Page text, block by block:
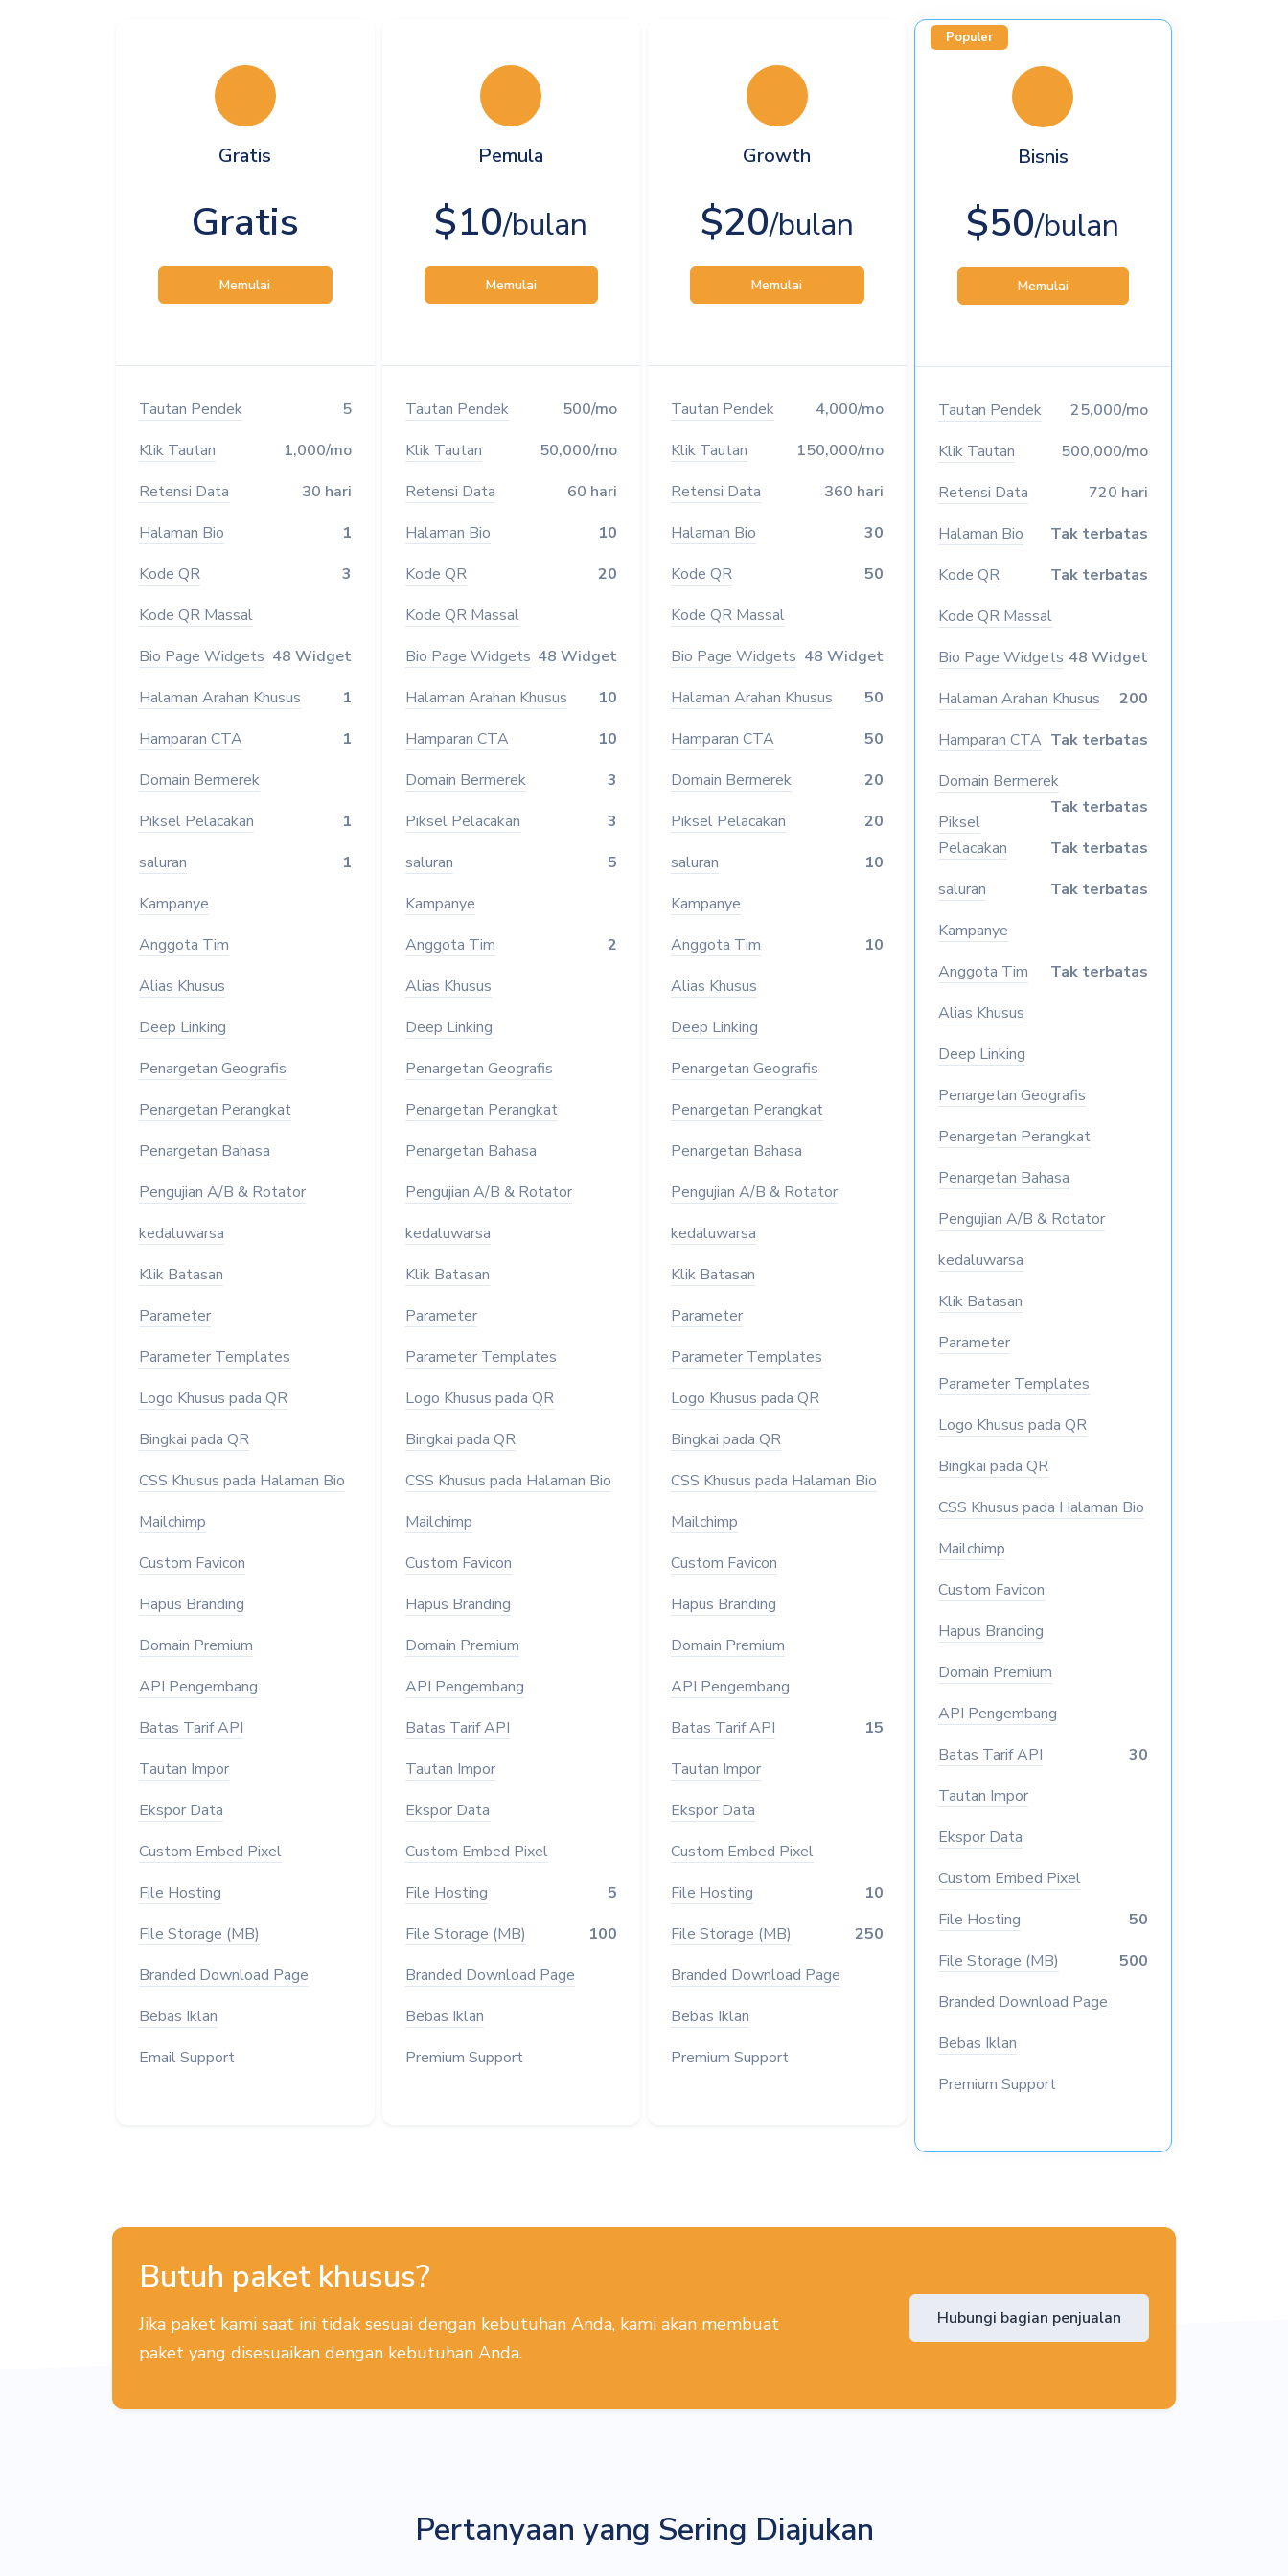
Gratis
Gratis
Memulai
Tautan Pendek
5
Klik Tautan
1,000/mo
Retensi Data
30 hari
Halaman Bio
1
Kode QR
3
Kode QR Massal
Bio Page Widgets 48 Widget
Halaman Arahan Khusus
1
Hamparan CTA
1
Domain Bermerek
Piksel Pelacakan
1
saluran
1
Kampanye
Anggota Tim
Alias Khusus
Deep Linking
Penargetan Geografis
Penargetan Perangkat
Penargetan Bahasa
Pengujian A/B & Rotator
kedaluwarsa
Klik Batasan
Parameter
Parameter Templates
Logo Khusus pada QR
Bingkai pada QR
CSS Khusus pada Halaman Bio
Mailchimp
Custom Favicon
Hapus Branding
Domain Premium
API Pengembang
Batas Tarif API
Tautan Impor
Ekspor Data
Custom Embed Pixel
File Hosting
File Storage (MB)
Branded Download Page
Bebas Iklan
Email Support
Pemula
$10/bulan
Memulai
Tautan Pendek
500/mo
Klik Tautan
50,000/mo
Retensi Data
60 hari
Halaman Bio
10
Kode QR
20
Kode QR Massal
Bio Page Widgets 48 Widget
Halaman Arahan Khusus
10
Hamparan CTA
10
Domain Bermerek
3
Piksel Pelacakan
3
saluran
5
Kampanye
Anggota Tim
2
Alias Khusus
Deep Linking
Penargetan Geografis
Penargetan Perangkat
Penargetan Bahasa
Pengujian A/B & Rotator
kedaluwarsa
Klik Batasan
Parameter
Parameter Templates
Logo Khusus pada QR
Bingkai pada QR
CSS Khusus pada Halaman Bio
Mailchimp
Custom Favicon
Hapus Branding
Domain Premium
API Pengembang
Batas Tarif API
Tautan Impor
Ekspor Data
Custom Embed Pixel
File Hosting
5
File Storage (MB)
100
Branded Download Page
Bebas Iklan
Premium Support
Growth
$20/bulan
Memulai
Tautan Pendek
4,000/mo
Klik Tautan
150,000/mo
Retensi Data
360 hari
Halaman Bio
30
Kode QR
50
Kode QR Massal
Bio Page Widgets 48 Widget
Halaman Arahan Khusus
50
Hamparan CTA
50
Domain Bermerek
20
Piksel Pelacakan
20
saluran
10
Kampanye
Anggota Tim
10
Alias Khusus
Deep Linking
Penargetan Geografis
Penargetan Perangkat
Penargetan Bahasa
Pengujian A/B & Rotator
kedaluwarsa
Klik Batasan
Parameter
Parameter Templates
Logo Khusus pada QR
Bingkai pada QR
CSS Khusus pada Halaman Bio
Mailchimp
Custom Favicon
Hapus Branding
Domain Premium
API Pengembang
Batas Tarif API
15
Tautan Impor
Ekspor Data
Custom Embed Pixel
File Hosting
10
File Storage (MB)
250
Branded Download Page
Bebas Iklan
Premium Support
Populer
Bisnis
$50/bulan
Memulai
Tautan Pendek
25,000/mo
Klik Tautan
500,000/mo
Retensi Data
720 hari
Halaman Bio
Tak terbatas
Kode QR
Tak terbatas
Kode QR Massal
Bio Page Widgets 48 Widget
Halaman Arahan Khusus
200
Hamparan CTA Tak terbatas
Domain Bermerek
Tak terbatas
Piksel
Pelacakan
Tak terbatas
saluran
Tak terbatas
Kampanye
Anggota Tim
Tak terbatas
Alias Khusus
Deep Linking
Penargetan Geografis
Penargetan Perangkat
Penargetan Bahasa
Pengujian A/B & Rotator
kedaluwarsa
Klik Batasan
Parameter
Parameter Templates
Logo Khusus pada QR
Bingkai pada QR
CSS Khusus pada Halaman Bio
Mailchimp
Custom Favicon
Hapus Branding
Domain Premium
API Pengembang
Batas Tarif API
30
Tautan Impor
Ekspor Data
Custom Embed Pixel
File Hosting
50
File Storage (MB)
500
Branded Download Page
Bebas Iklan
Premium Support
Butuh paket khusus?
Jika paket kami saat ini tidak sesuai dengan kebutuhan Anda, kami akan membuat
paket yang disesuaikan dengan kebutuhan Anda.
Hubungi bagian penjualan
Pertanyaan yang Sering Diajukan